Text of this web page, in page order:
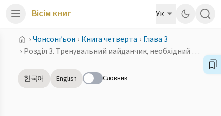
Вісім книг Ук
›Чонсонґьон › Книга четверта › Глава 3
›
Розділ 3. Тренувальний майданчик, необхідний для реєстрації в царстві любові
한국어 English Словник